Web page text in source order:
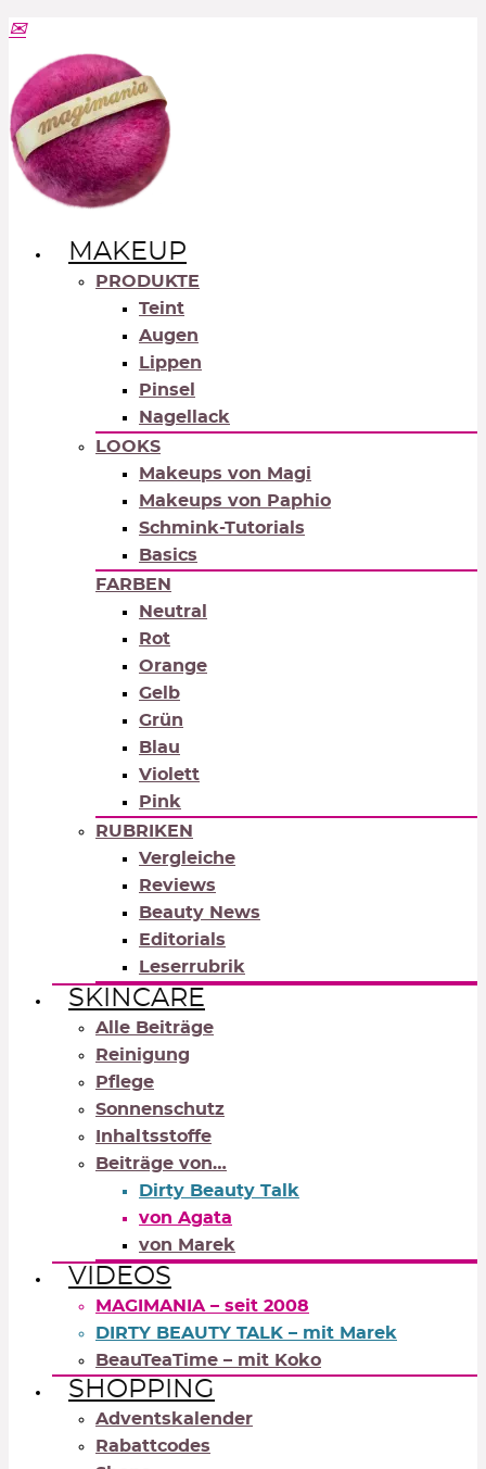
MAKEUP
PRODUKTE
Teint
Augen
Lippen
Pinsel
Nagellack
LOOKS
Makeups von Magi
Makeups von Paphio
Schmink-Tutorials
Basics
FARBEN
Neutral
Rot
Orange
Gelb
Grün
Blau
Violett
Pink
RUBRIKEN
Vergleiche
Reviews
Beauty News
Editorials
Leserrubrik
SKINCARE
Alle Beiträge
Reinigung
Pflege
Sonnenschutz
Inhaltsstoffe
Beiträge von…
Dirty Beauty Talk
von Agata
von Marek
VIDEOS
MAGIMANIA – seit 2008
DIRTY BEAUTY TALK – mit Marek
BeauTeaTime – mit Koko
SHOPPING
Adventskalender
Rabattcodes